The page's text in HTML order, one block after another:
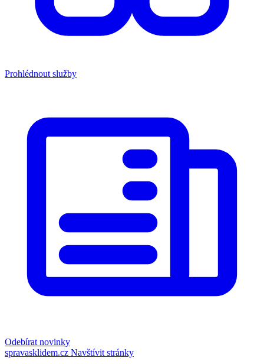
Prohlédnout služby
Odebírat novinky
spravasklidem.cz Navštívit stránky